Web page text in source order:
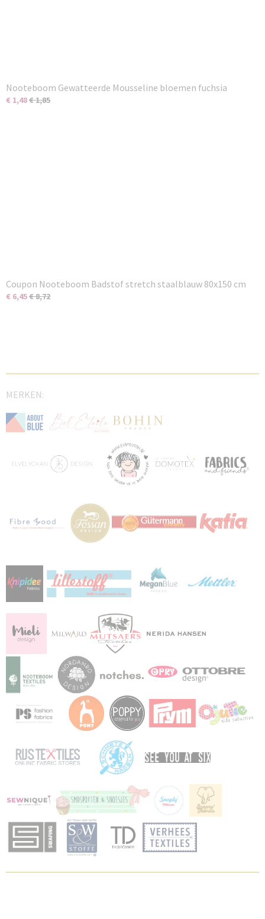
Nooteboom Gewatteerde Mousseline bloemen fuchsia
€ 1,48€ 1,85
Coupon Nooteboom Badstof stretch staalblauw 80x150 cm
€ 6,45€ 8,72
MERKEN: